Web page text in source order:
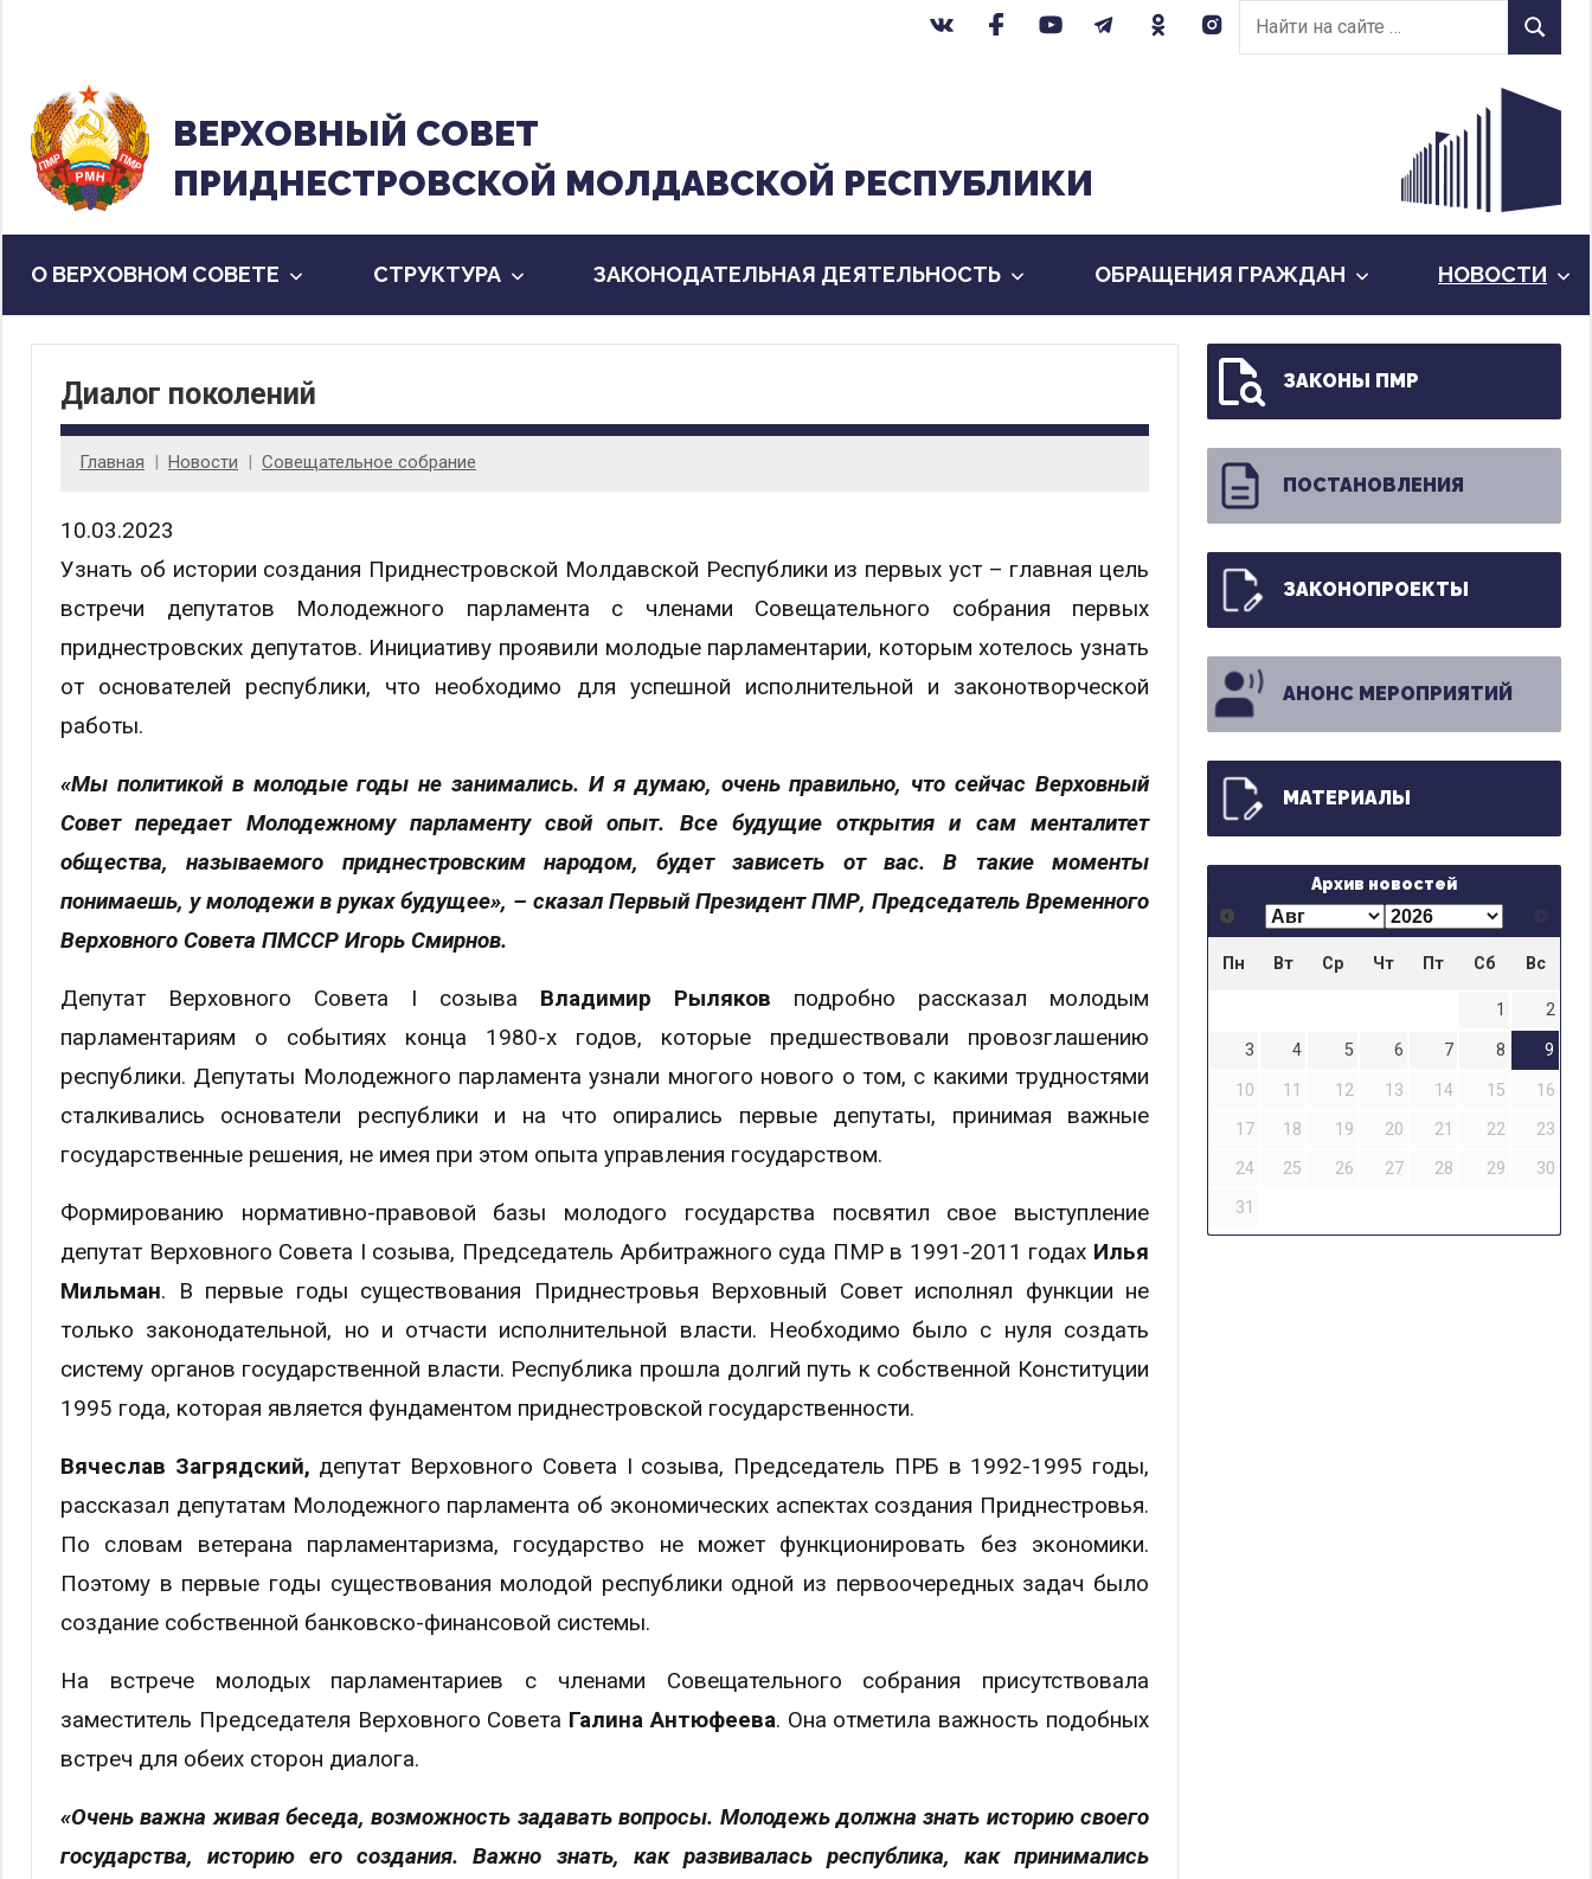
содержанию
Найти
на
Найти
ВЕРХОВНЫЙ CОВЕТ
ПРИДНЕСТРОВСКОЙ МОЛДАВСКОЙ РЕСПУБЛИКИ
О ВЕРХОВНОМ СОВЕТЕ CТРУКТУРА ЗАКОНОДАТЕЛЬНАЯ ДЕЯТЕЛЬНОСТЬ ОБРАЩЕНИЯ ГРАЖДАН НОВОСТИ
Диалог поколений
Главная Новости Совещательное собрание
10.03.2023
Узнать об истории создания Приднестровской Молдавской Республики из первых уст – главная цель
встречи депутатов Молодежного парламента с членами Совещательного собрания первых
приднестровских депутатов. Инициативу проявили молодые парламентарии, которым хотелось узнать
от основателей республики, что необходимо для успешной исполнительной и законотворческой
работы.
«Мы политикой в молодые годы не занимались. И я думаю, очень правильно, что сейчас Верховный
Совет передает Молодежному парламенту свой опыт. Все будущие открытия и сам менталитет
общества, называемого приднестровским народом, будет зависеть от вас. В такие моменты
понимаешь, у молодежи в руках будущее», – сказал Первый Президент ПМР, Председатель Временного
Верховного Совета ПМССР Игорь Смирнов.
Депутат Верховного Совета I созыва Владимир Рыляков подробно рассказал молодым
парламентариям о событиях конца 1980-х годов, которые предшествовали провозглашению
республики. Депутаты Молодежного парламента узнали многого нового о том, с какими трудностями
сталкивались основатели республики и на что опирались первые депутаты, принимая важные
государственные решения, не имея при этом опыта управления государством.
Формированию нормативно-правовой базы молодого государства посвятил свое выступление
депутат Верховного Совета I созыва, Председатель Арбитражного суда ПМР в 1991-2011 годах Илья
Мильман. В первые годы существования Приднестровья Верховный Совет исполнял функции не
только законодательной, но и отчасти исполнительной власти. Необходимо было с нуля создать
систему органов государственной власти. Республика прошла долгий путь к собственной Конституции
1995 года, которая является фундаментом приднестровской государственности.
Вячеслав Загрядский, депутат Верховного Совета I созыва, Председатель ПРБ в 1992-1995 годы,
рассказал депутатам Молодежного парламента об экономических аспектах создания Приднестровья.
По словам ветерана парламентаризма, государство не может функционировать без экономики.
Поэтому в первые годы существования молодой республики одной из первоочередных задач было
создание собственной банковско-финансовой системы.
На встрече молодых парламентариев с членами Совещательного собрания присутствовала
заместитель Председателя Верховного Совета Галина Антюфеева. Она отметила важность подобных
встреч для обеих сторон диалога.
«Очень важна живая беседа, возможность задавать вопросы. Молодежь должна знать историю своего
государства, историю его создания. Важно знать, как развивалась республика, как принимались
ЗАКОНЫ ПМР
ПОСТАНОВЛЕНИЯ
ЗАКОНОПРОЕКТЫ
АНОНС МЕРОПРИЯТИЙ
МАТЕРИАЛЫ
Архив новостей
Пн Вт Ср Чт Пт Сб Вс
1
2
3
4 5 6 7 8
9
10
11 12 13 14 15
16
17
18 19 20 21 22
23
24
25 26 27 28 29
30
31